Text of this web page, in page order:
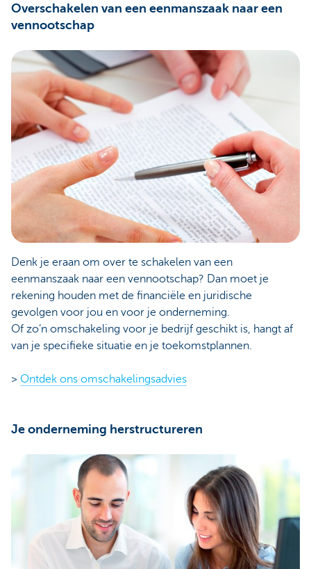
Overschakelen van een eenmanszaak naar een
vennootschap
Denk je eraan om over te schakelen van een
eenmanszaak naar een vennootschap? Dan moet je
rekening houden met de financiële en juridische
gevolgen voor jou en voor je onderneming.
Of zo’n omschakeling voor je bedrijf geschikt is, hangt af
van je specifieke situatie en je toekomstplannen.
> Ontdek ons omschakelingsadvies
Je onderneming herstructureren